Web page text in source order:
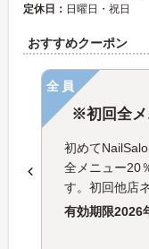
定休日： 日曜日・祝日
おすすめクーポン
全員
※初回全
初めて
全メニュー20
す。初回他店
有効期限2026